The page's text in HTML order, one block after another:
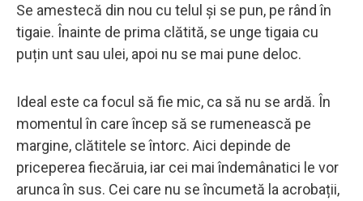
Se amestecă din nou cu telul și se pun, pe rând în
tigaie. Înainte de prima clătită, se unge tigaia cu
puțin unt sau ulei, apoi nu se mai pune deloc.
Ideal este ca focul să fie mic, ca să nu se ardă. În
momentul în care încep să se rumenească pe
margine, clătitele se întorc. Aici depinde de
priceperea fiecăruia, iar cei mai îndemânatici le vor
arunca în sus. Cei care nu se încumetă la acrobații,